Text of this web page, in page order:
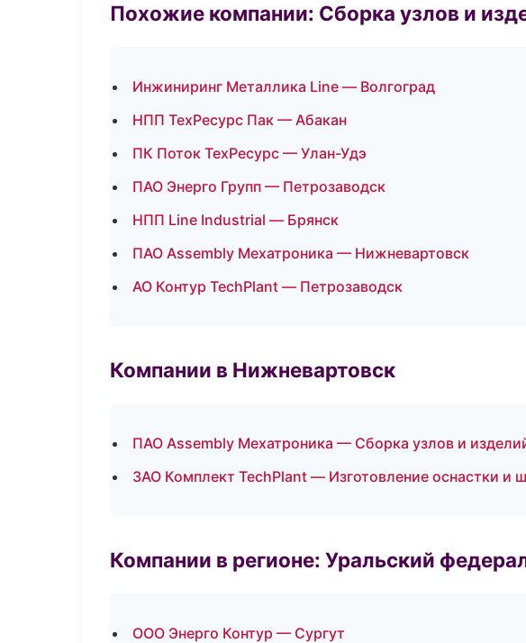
Похожие компании: Сборка узлов и
Инжиниринг Металлика Line — Волгоград
НПП ТехРесурс Пак — Абакан
ПК Поток ТехРесурс — Улан-Удэ
ПАО Энерго Групп — Петрозаводск
НПП Line Industrial — Брянск
ПАО Assembly Мехатроника — Нижневартовск
АО Контур TechPlant — Петрозаводск
Компании в Нижневартовск
ПАО Assembly Мехатроника — Сборка узлов и
ЗАО Комплект TechPlant — Изготовление оснастки и
Компании в регионе: Уральский
ООО Энерго Контур — Сургут